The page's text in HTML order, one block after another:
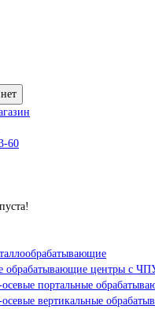
60
обрабатывающие центры с
осевые портальные
осевые вертикальные